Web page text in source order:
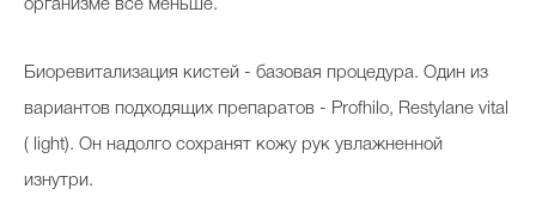
организме все меньше.
Биоревитализация кистей - базовая процедура. Один из
вариантов подходящих препаратов - Profhilo, Restylane vital
( light). Он надолго сохранят кожу рук увлажненной
изнутри.